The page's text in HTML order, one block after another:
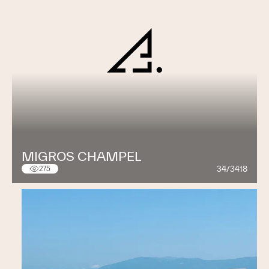
MIGROS CHAMPEL
275 34/3418